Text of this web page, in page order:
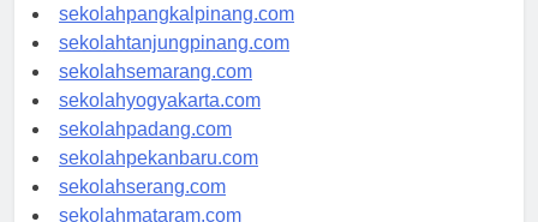
sekolahbengkulu.com
sekolahpangkalpinang.com
sekolahtanjungpinang.com
sekolahsemarang.com
sekolahyogyakarta.com
sekolahpadang.com
sekolahpekanbaru.com
sekolahserang.com